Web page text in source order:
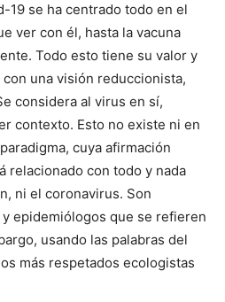
19 se ha centrado todo en el
ver con él, hasta la vacuna
Todo esto tiene su valor y
una visión reduccionista,
considera al virus en sí,
contexto. Esto no existe ni en
cuya afirmación
relacionado con todo y nada
ni el coronavirus. Son
epidemiólogos que se refieren
usando las palabras del
más respetados ecologistas